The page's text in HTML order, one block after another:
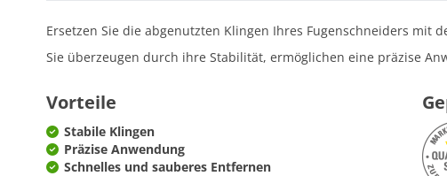
Ersetzen Sie die abgenutzten Klingen Ihres Fugenschneiders mit
Sie überzeugen durch ihre Stabilität, ermöglichen eine präzise
Vorteile
Stabile Klingen
Präzise Anwendung
Schnelles und sauberes Entfernen